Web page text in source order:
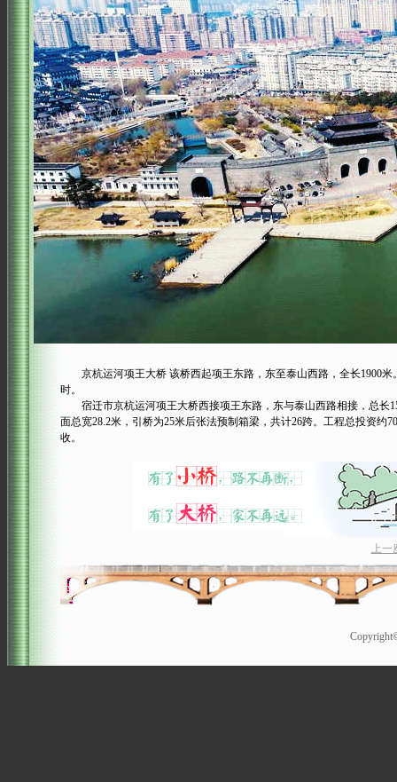
京杭运河项王大桥 该桥西起项王东路，东至泰山西路，全长1900米
时。
宿迁市京杭运河项王大桥西接项王东路，东与泰山西路相接，总长
面总宽28.2米，引桥为25米后张法预制箱梁，共计26跨。工程总投资约
收。
上一